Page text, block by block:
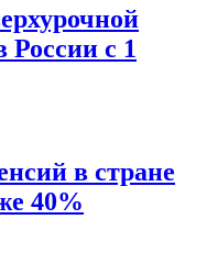
России с 1
в стране
40%